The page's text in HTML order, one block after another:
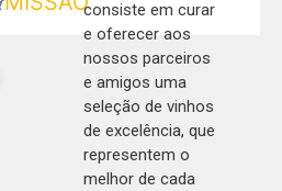
consiste em curar
e oferecer aos
nossos parceiros
e amigos uma
seleção de vinhos
de excelência, que
representem o
melhor de cada